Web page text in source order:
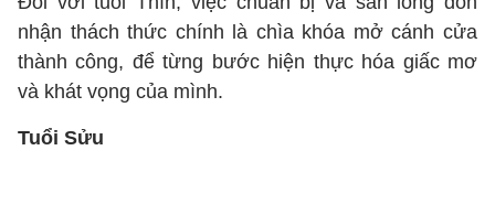
nhận thách thức chính là chìa khóa mở cánh cửa
thành công, để từng bước hiện thực hóa giấc mơ
và khát vọng của mình.
Tuổi Sửu